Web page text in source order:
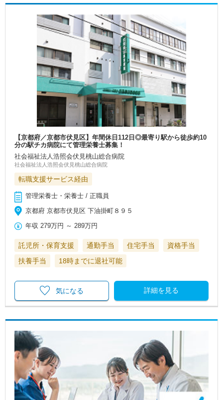
【京都府／京都市伏見区】年間休日112日◎最寄り駅から徒歩約10
分の駅チカ病院にて管理栄養士募集！
社会福祉法人浩照会伏見桃山総合病院
社会福祉法人浩照会伏見桃山総合病院
転職支援サービス経由
管理栄養士・栄養士 / 正職員
京都府 京都市伏見区 下油掛町８９５
年収 279万円 ～289万円
託児所・保育支援 通勤手当 住宅手当
資格手当
扶養手当
18時までに退社可能
詳細を見る
気になる